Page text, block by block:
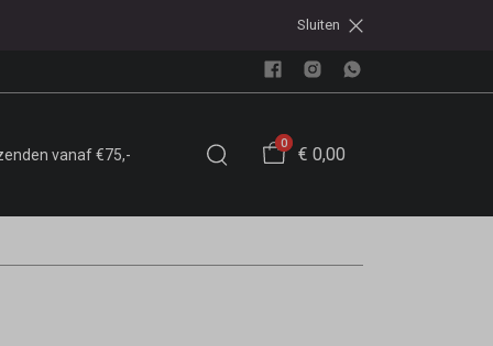
Sluiten
vanaf €75,-
0
€ 0,00